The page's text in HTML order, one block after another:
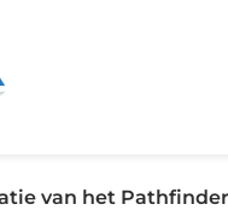
van het